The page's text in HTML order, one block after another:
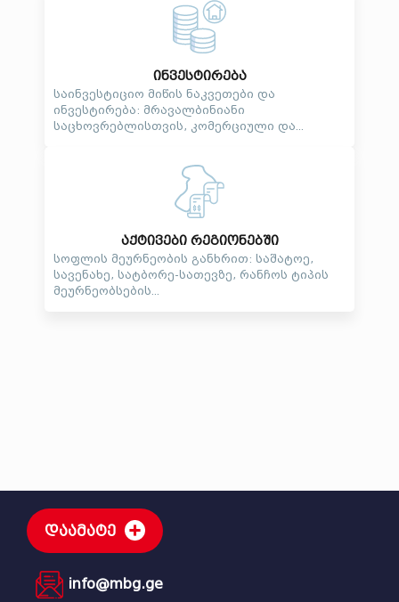
ინვესტირება
საინვესტიციო მიწის ნაკვეთები და
ინვესტირება: მრავალბინიანი
საცხოვრებლისთვის, კომერციული და...
აქტივები რეგიონებში
სოფლის მეურნეობის განხრით: საშატოე,
სავენახე, სატბორე-სათევზე, რანჩოს ტიპის
მეურნეობსების...
დაამატე
info@mbg.ge